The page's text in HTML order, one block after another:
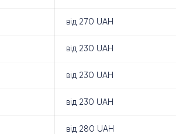
від 270 UAH
від 230 UAH
від 230 UAH
від 230 UAH
від 280 UAH